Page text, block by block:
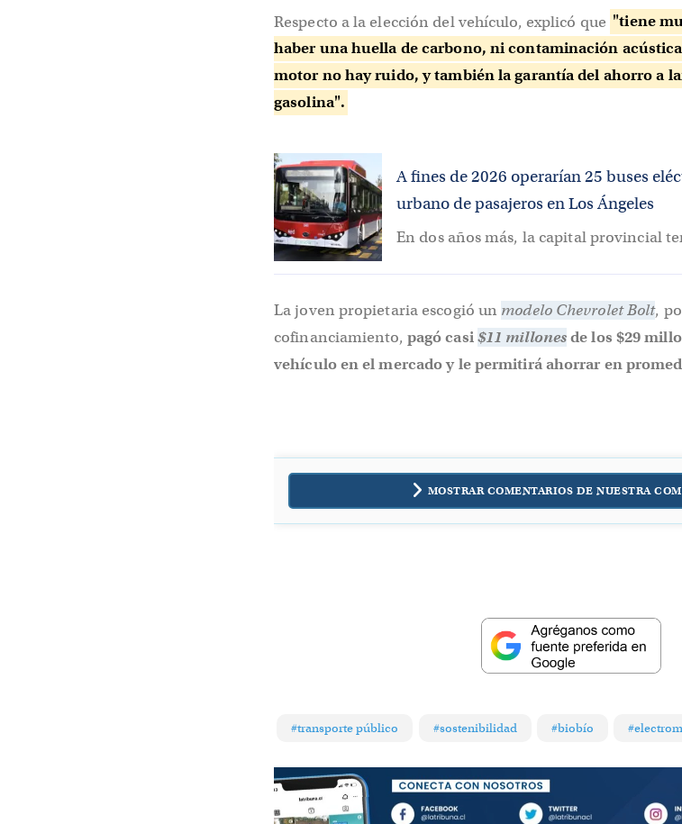
Respecto a la elección del vehículo, explicó que "tiene
haber una huella de carbono, ni contaminación
motor no hay ruido, y también la garantía del ahorro a
gasolina".
A fines de 2026 operarían 25 buses
urbano de pasajeros en Los Ángeles
En dos años más, la capital provincial
La joven propietaria escogió un modelo Chevrolet Bolt,
cofinanciamiento, pagó casi$11 millonesde los $29
vehículo en el mercado y le permitirá ahorrar en
MOSTRAR COMENTARIOS DE NUESTRA
#transporte público #sostenibilidad #biobío